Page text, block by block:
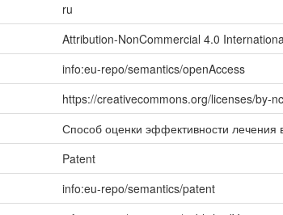
ru
Attribution-NonCommercial 4.0
info:eu-repo/semantics/openAccess
https://creativecommons.org/licenses/by-
Способ оценки эффективности лечения
Patent
info:eu-repo/semantics/patent